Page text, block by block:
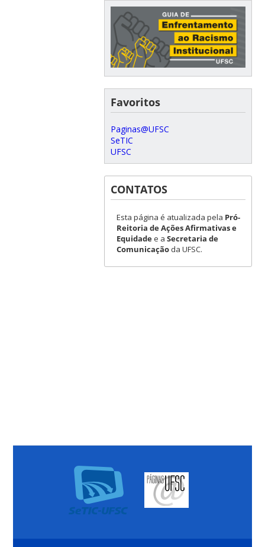
Favoritos
Paginas@UFSC
SeTIC
UFSC
CONTATOS
Esta página é atualizada pela Pró-
Reitoria de Ações Afirmativas e
Equidadee a Secretaria de
Comunicaçãoda UFSC.